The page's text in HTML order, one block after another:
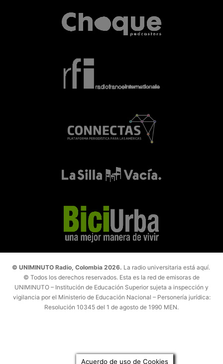
© UNIMINUTO Radio, Colombia 2026. La radio universitaria está aquí.
© Todos los derechos reservados. Esta es la red de emisoras de
UNIMINUTO – Institución de Educación Superior sujeta a inspección y
vigilancia por el Ministerio de Educación Nacional – Personería jurídica:
Resolución 10345 del 1 de agosto de 1990 MEN.
Acuerdo de uso de Cookies